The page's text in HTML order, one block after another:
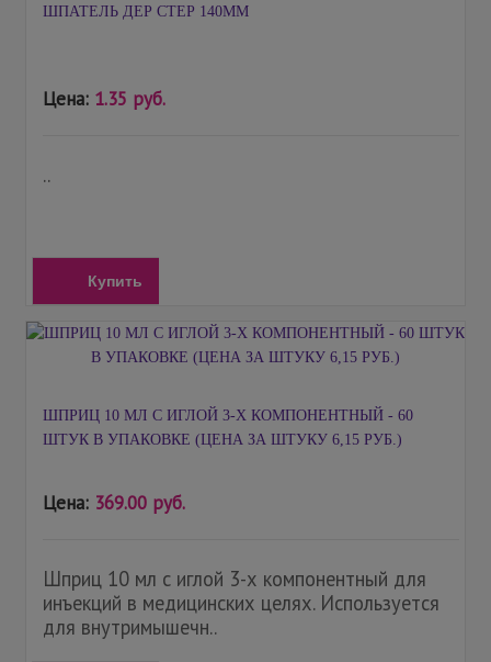
ШПАТЕЛЬ ДЕР СТЕР 140ММ
Цена: 1.35 руб.
..
Купить
ШПРИЦ 10 МЛ С ИГЛОЙ 3-Х КОМПОНЕНТНЫЙ - 60
ШТУК В УПАКОВКЕ (ЦЕНА ЗА ШТУКУ 6,15 РУБ.)
Цена: 369.00 руб.
Шприц 10 мл с иглой 3-х компонентный для
инъекций в медицинских целях. Используется
для внутримышечн..